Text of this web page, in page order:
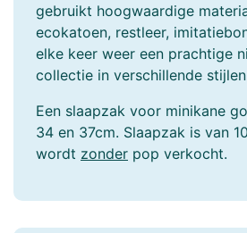
gebruikt hoogwaardige
ecokatoen, restleer,
elke keer weer een prachtige
collectie in verschillende
Een slaapzak voor minikane
34 en 37cm. Slaapzak is van
wordt zonder pop verkocht.